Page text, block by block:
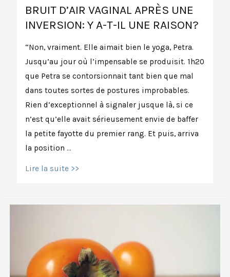
BRUIT D’AIR VAGINAL APRÈS UNE
INVERSION: Y A-T-IL UNE RAISON?
“Non, vraiment. Elle aimait bien le yoga, Petra.
Jusqu’au jour où l’impensable se produisit. 1h20
que Petra se contorsionnait tant bien que mal
dans toutes sortes de postures improbables.
Rien d’exceptionnel à signaler jusque là, si ce
n’est qu’elle avait sérieusement envie de baffer
la petite fayotte du premier rang. Et puis, arriva
la position …
Bruit
inversion:
raison?
Lire la suite >>